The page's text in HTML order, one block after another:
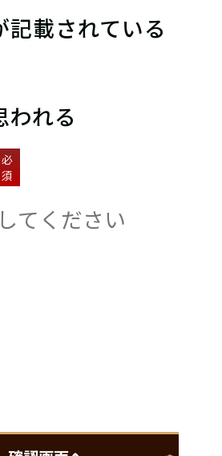
記載されている
われる
必
須